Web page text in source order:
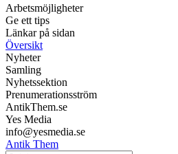
Arbetsmöjligheter
Ge ett tips
Länkar på sidan
Översikt
Nyheter
Samling
Nyhetssektion
Prenumerationsström
AntikThem.se
Yes Media
info@yesmedia.se
Antik Them